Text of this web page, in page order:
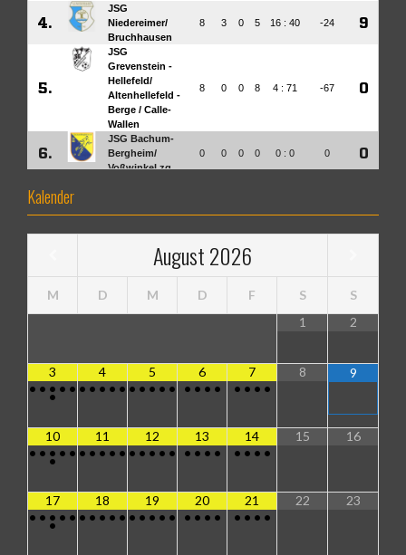
Kalender
August2026
M D M D F S
S
1
2
3
• • • • •
•
4
• • • • •
5
• • • • •
6
• • • •
7
• • • •
8 9
10
• • • • •
•
11
• • • • •
12
• • • • •
13
• • • •
14
• • • •
15 16
17
• • • • •
•
18
• • • • •
19
• • • • •
20
• • • •
21
• • • •
22 23